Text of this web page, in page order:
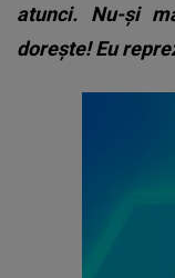
atunci. Nu-şi
doreşte! Eu